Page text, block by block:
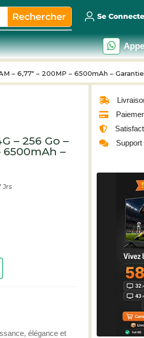
Rechercher Se
– 6,77″ – 200MP – 6500mAh –
– 256 Go –
6500mAh –
Jrs
élégance et
Support